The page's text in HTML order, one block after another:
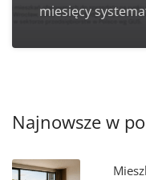
miesięcy
Najnowsze w